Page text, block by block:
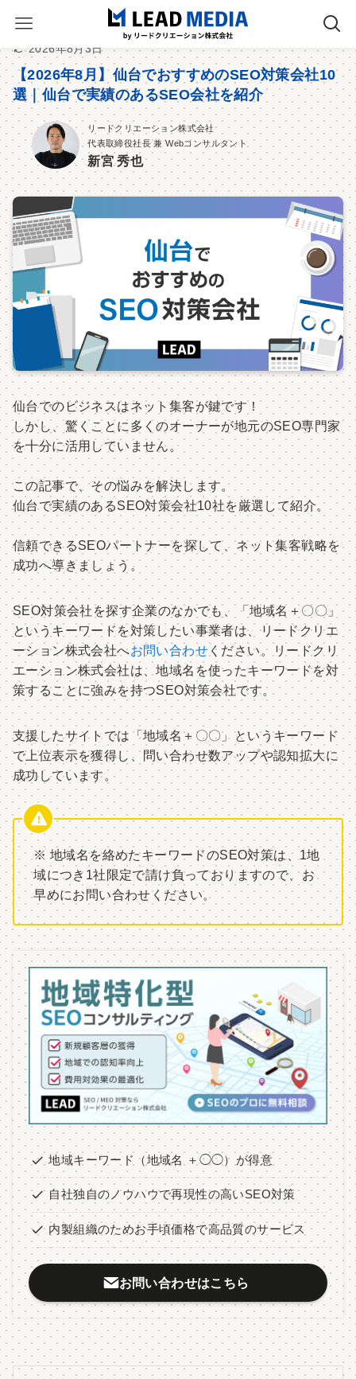
2026年8月3日
【2026年8月】仙台でおすすめのSEO対策会社10
選｜仙台で実績のあるSEO会社を紹介
リードクリエーション株式会社
代表取締役社長 兼 Webコンサルタント
新宮 秀也
仙台でのビジネスはネット集客が鍵です！
しかし、驚くことに多くのオーナーが地元のSEO専門家
を十分に活用していません。
この記事で、その悩みを解決します。
仙台で実績のあるSEO対策会社10社を厳選して紹介。
信頼できるSEOパートナーを探して、ネット集客戦略を
成功へ導きましょう。
SEO対策会社を探す企業のなかでも、「地域名＋〇〇」
というキーワードを対策したい事業者は、リードクリエ
ーション株式会社へお問い合わせ ください。リードクリ
エーション株式会社は、地域名を使ったキーワードを対
策することに強みを持つSEO対策会社です。
支援したサイトでは「地域名＋〇〇」というキーワード
で上位表示を獲得し、問い合わせ数アップや認知拡大に
成功しています。
※ 地域名を絡めたキーワードのSEO対策は、1地
域につき1社限定で請け負っておりますので、お
早めにお問い合わせください。
地域キーワード（地域名 ＋◯◯）が得意
自社独自のノウハウで再現性の高いSEO対策
内製組織のためお手頃価格で高品質のサービス
お問い合わせはこちら